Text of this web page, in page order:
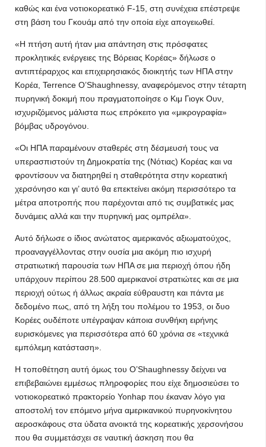
καθώς και ένα νοτιοκορεατικό F-15, στη συνέχεια επέστρεψε
στη βάση του Γκουάμ από την οποία είχε απογειωθεί.
«Η πτήση αυτή ήταν μια απάντηση στις πρόσφατες
προκλητικές ενέργειες της Βόρειας Κορέας» δήλωσε ο
αντιπτέραρχος και επιχειρησιακός διοικητής των ΗΠΑ στην
Κορέα, Terrence O’Shaughnessy, αναφερόμενος στην τέταρτη
πυρηνική δοκιμή που πραγματοποίησε ο Κιμ Γιογκ Ουν,
ισχυριζόμενος μάλιστα πως επρόκειτο για «μικρογραφία»
βόμβας υδρογόνου.
«Οι ΗΠΑ παραμένουν σταθερές στη δέσμευσή τους να
υπερασπιστούν τη Δημοκρατία της (Νότιας) Κορέας και να
φροντίσουν να διατηρηθεί η σταθερότητα στην κορεατική
χερσόνησο και γι’ αυτό θα επεκτείνει ακόμη περισσότερο τα
μέτρα αποτροπής που παρέχονται από τις συμβατικές μας
δυνάμεις αλλά και την πυρηνική μας ομπρέλα».
Αυτό δήλωσε ο ίδιος ανώτατος αμερικανός αξιωματούχος,
προαναγγέλλοντας στην ουσία μια ακόμη πιο ισχυρή
στρατιωτική παρουσία των ΗΠΑ σε μια περιοχή όπου ήδη
υπάρχουν περίπου 28.500 αμερικανοί στρατιώτες και σε μια
περιοχή ούτως ή άλλως ακραία εύθραυστη και πάντα με
δεδομένο πως, από τη λήξη του πολέμου το 1953, οι δυο
Κορέες ουδέποτε υπέγραψαν κάποια συνθήκη ειρήνης
ευρισκόμενες για περισσότερα από 60 χρόνια σε «τεχνικά
εμπόλεμη κατάσταση».
Η τοποθέτηση αυτή όμως του O’Shaughnessy δείχνει να
επιβεβαιώνει εμμέσως πληροφορίες που είχε δημοσιεύσει το
νοτιοκορεατικό πρακτορείο Yonhap που έκαναν λόγο για
αποστολή τον επόμενο μήνα αμερικανικού πυρηνοκίνητου
αεροσκάφους στα ύδατα ανοικτά της κορεατικής χερσονήσου
που θα συμμετάσχει σε ναυτική άσκηση που θα